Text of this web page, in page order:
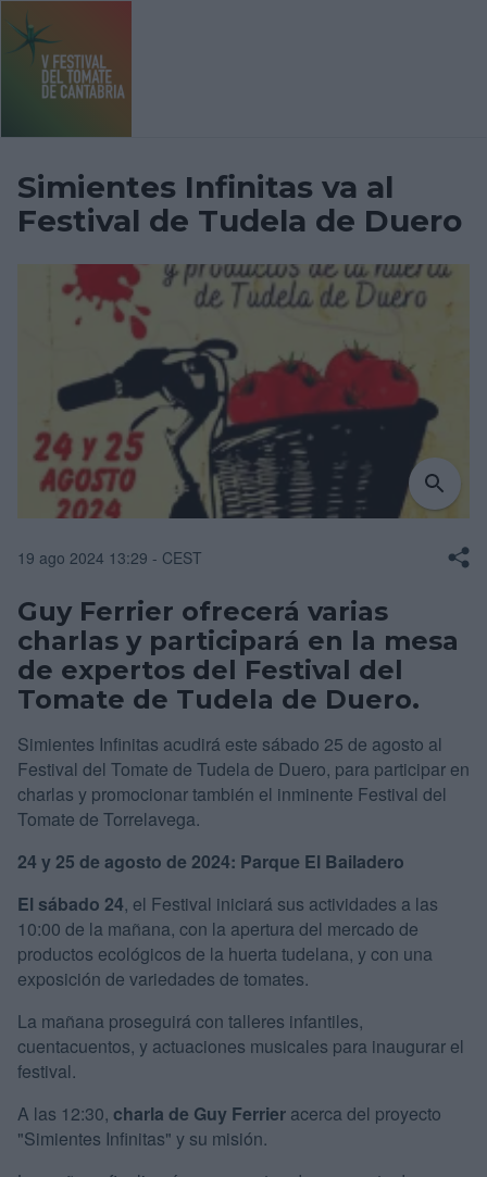
Simientes Infinitas va al
Festival de Tudela de Duero
19 ago 2024 13:29 - CEST
Guy Ferrier ofrecerá varias
charlas y participará en la mesa
de expertos del Festival del
Tomate de Tudela de Duero.
Simientes Infinitas acudirá este sábado 25 de agosto al
Festival del Tomate de Tudela de Duero, para participar en
charlas y promocionar también el inminente Festival del
Tomate de Torrelavega.
24 y 25 de agosto de 2024: Parque El Bailadero
El sábado 24, el Festival iniciará sus actividades a las
10:00 de la mañana, con la apertura del mercado de
productos ecológicos de la huerta tudelana, y con una
exposición de variedades de tomates.
La mañana proseguirá con talleres infantiles,
cuentacuentos, y actuaciones musicales para inaugurar el
festival.
A las 12:30, charla de Guy Ferrier acerca del proyecto
"Simientes Infinitas" y su misión.